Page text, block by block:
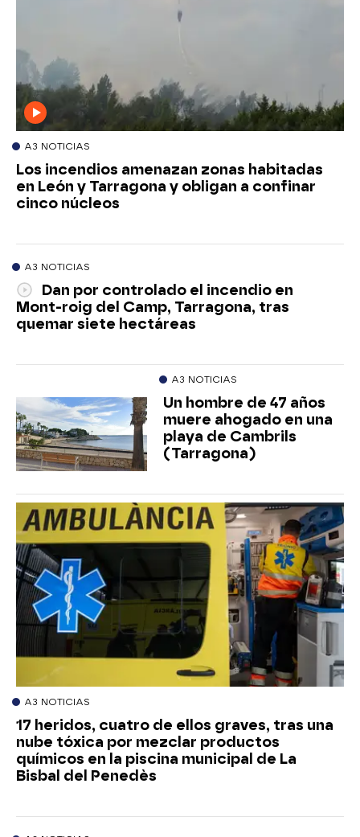
A3 NOTICIAS
Los incendios amenazan zonas habitadas
en León y Tarragona y obligan a confinar
cinco núcleos
A3 NOTICIAS
Dan por controlado el incendio en
Mont-roig del Camp, Tarragona, tras
quemar siete hectáreas
A3 NOTICIAS
Un hombre de 47 años
muere ahogado en una
playa de Cambrils
(Tarragona)
A3 NOTICIAS
17 heridos, cuatro de ellos graves, tras una
nube tóxica por mezclar productos
químicos en la piscina municipal de La
Bisbal del Penedès